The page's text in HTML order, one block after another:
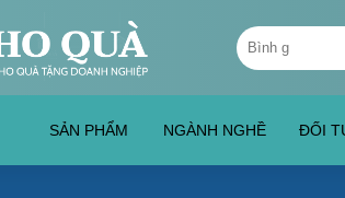
Tìm
kiếm:
SẢN PHẨM NGÀNH NGHỀ ĐỐI